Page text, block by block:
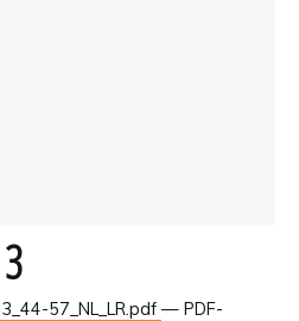
57_NL_LR.pdf — PDF-